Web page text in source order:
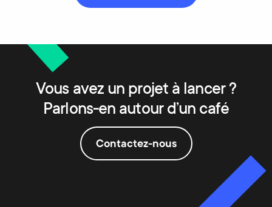
Vous avez un projet à lancer ?
Parlons-en autour d’un café
Contactez-nous